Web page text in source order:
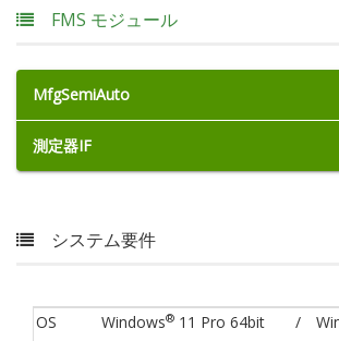
FMS モジュール
MfgSemiAuto
測定器IF
システム要件
OS Windows® 11 Pro 64bit /